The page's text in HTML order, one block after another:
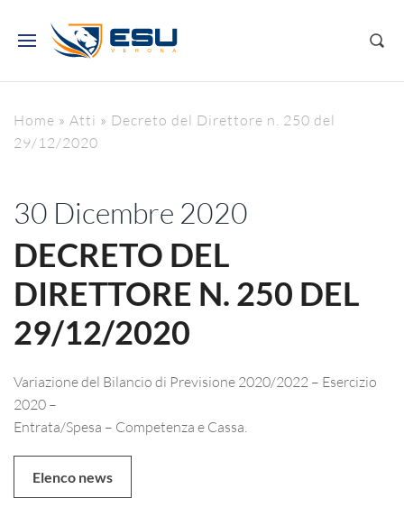
Home » Atti » Decreto del Direttore n. 250 del
29/12/2020
30 Dicembre 2020
DECRETO DEL
DIRETTORE N. 250 DEL
29/12/2020
Variazione del Bilancio di Previsione 2020/2022 – Esercizio
2020 –
Entrata/Spesa – Competenza e Cassa.
Elenco news